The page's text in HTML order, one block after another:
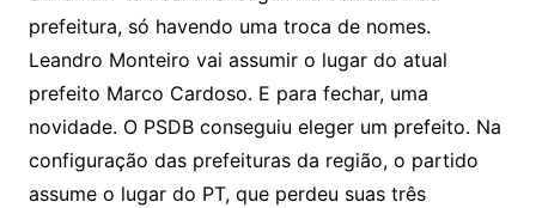
prefeitura, só havendo uma troca de nomes.
Leandro Monteiro vai assumir o lugar do atual
prefeito Marco Cardoso. E para fechar, uma
novidade. O PSDB conseguiu eleger um prefeito. Na
configuração das prefeituras da região, o partido
assume o lugar do PT, que perdeu suas três